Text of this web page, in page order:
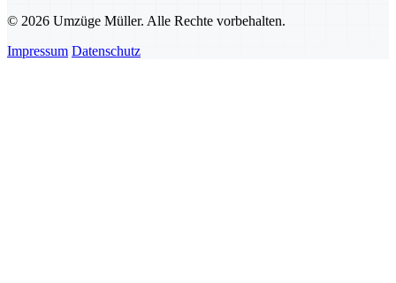
© 2026 Umzüge Müller. Alle Rechte vorbehalten.
Impressum Datenschutz